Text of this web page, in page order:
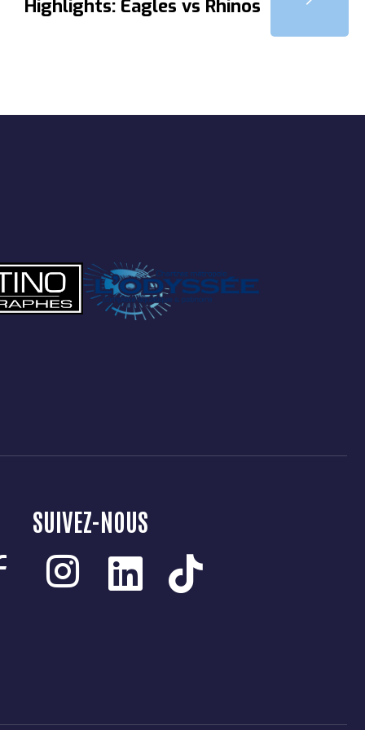
Highlights: Eagles vs Rhinos
SUIVEZ-NOUS